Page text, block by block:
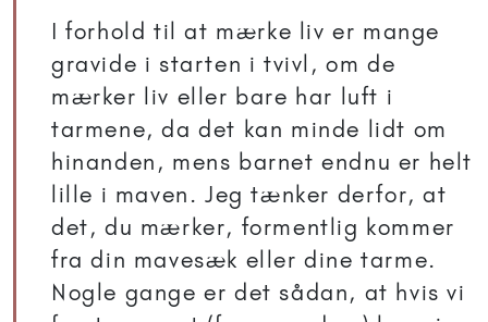
I forhold til at mærke liv er mange
gravide i starten i tvivl, om de
mærker liv eller bare har luft i
tarmene, da det kan minde lidt om
hinanden, mens barnet endnu er helt
lille i maven. Jeg tænker derfor, at
det, du mærker, formentlig kommer
fra din mavesæk eller dine tarme.
Nogle gange er det sådan, at hvis vi